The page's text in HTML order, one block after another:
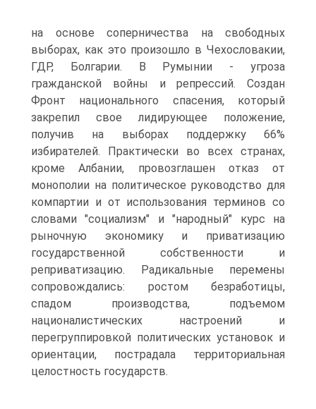
на основе соперничества на свободных
выборах, как это произошло в Чехословакии,
ГДР, Болгарии. В Румынии - угроза
гражданской войны и репрессий. Создан
Фронт национального спасения, который
закрепил свое лидирующее положение,
получив на выборах поддержку 66%
избирателей. Практически во всех странах,
кроме Албании, провозглашен отказ от
монополии на политическое руководство для
компартии и от использования терминов со
словами "социализм" и "народный" курс на
рыночную экономику и приватизацию
государственной собственности и
реприватизацию. Радикальные перемены
сопровождались: ростом безработицы,
спадом производства, подъемом
националистических настроений и
перегруппировкой политических установок и
ориентации, пострадала территориальная
целостность государств.